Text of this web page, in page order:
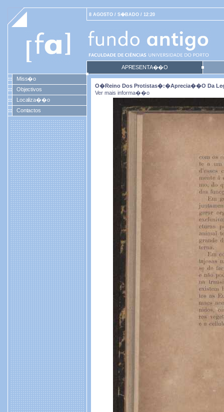
8 AGOSTO / S�BADO / 12:20
APRESENTA��O
Miss�o
Objectivos
Localiza��o
Contactos
O�reino Dos Protistas�:�aprecia��o Da
Ver mais informa��o